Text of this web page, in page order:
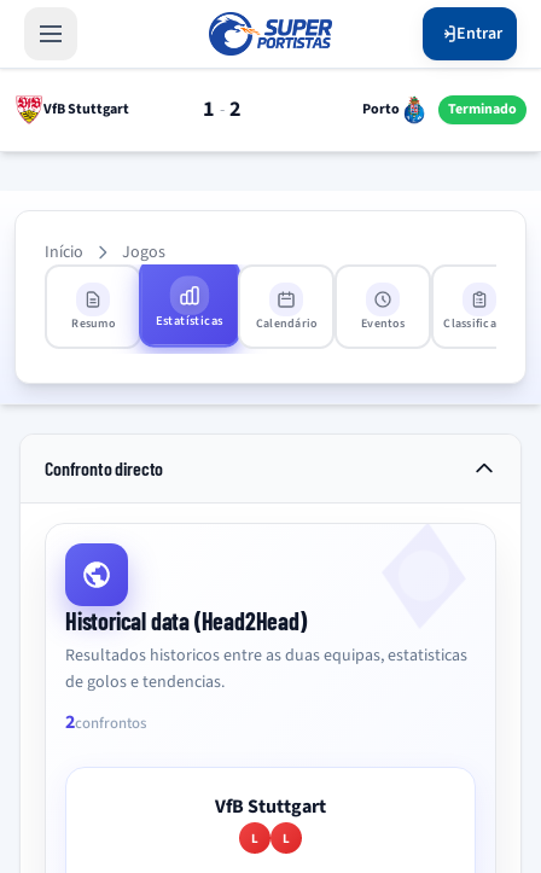
Entrar
VfB Stuttgart 1 - 2 Porto Terminado
Início Jogos
Resumo Estatísticas Calendário Eventos Classificação
Confronto directo
Historical data (Head2Head)
Resultados historicos entre as duas equipas, estatisticas
de golos e tendencias.
2confrontos
VfB Stuttgart
L L